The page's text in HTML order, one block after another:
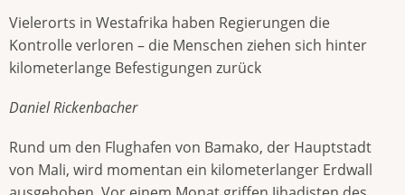
Vielerorts in Westafrika haben Regierungen die
Kontrolle verloren – die Menschen ziehen sich hinter
kilometerlange Befestigungen zurück
Daniel Rickenbacher
Rund um den Flughafen von Bamako, der Hauptstadt
von Mali, wird momentan ein kilometerlanger Erdwall